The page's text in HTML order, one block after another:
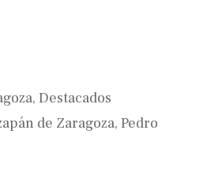
, Destacados
de Zaragoza, Pedro